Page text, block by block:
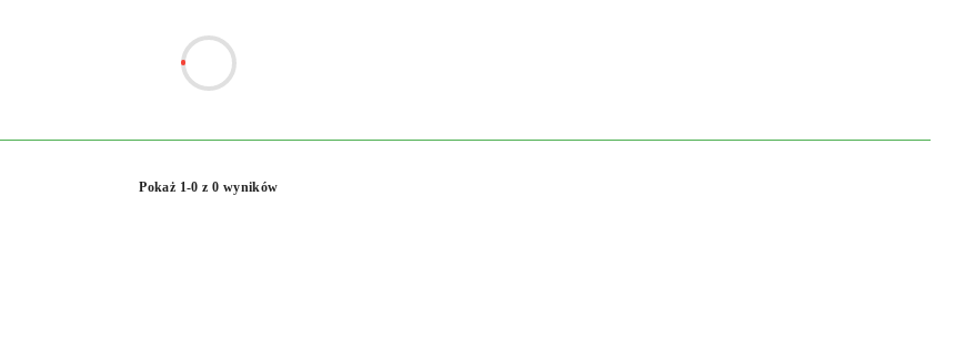
Pokaż 1-0 z 0 wyników